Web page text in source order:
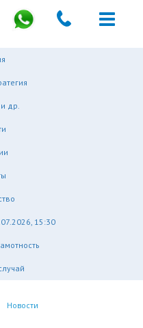
др.
15:30
Новости